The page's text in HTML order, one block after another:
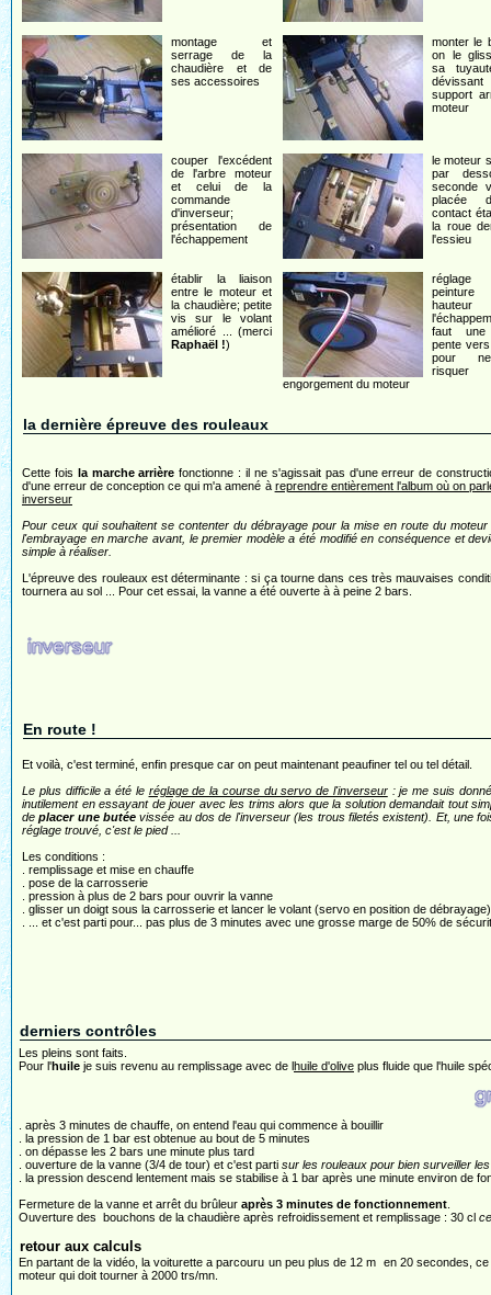
montage et
serrage de la
chaudière et de
ses accessoires
monter le
on le
sa
support
moteur
couper l'excédent
de l'arbre moteur
et celui de la
commande
d'inverseur;
présentation de
l'échappement
le moteur
par
seconde
placée
contact
la roue
l'essieu
établir la liaison
entre le moteur et
la chaudière; petite
vis sur le volant
amélioré ... (merci
Raphaël !)
réglage
faut une
pente
pour
engorgement du moteur
la dernière épreuve des rouleaux
Cette fois la marche arrière fonctionne : il ne s'agissait pas d'une erreur de
d'une erreur de conception ce qui m'a amené à reprendre entièrement l'album où on
inverseur
Pour ceux qui souhaitent se contenter du débrayage pour la mise en route du moteur
l'embrayage en marche avant, le premier modèle a été modifié en conséquence et
simple à réaliser.
L'épreuve des rouleaux est déterminante : si ça tourne dans ces très mauvaises
tournera au sol ... Pour cet essai, la vanne a été ouverte à à peine 2 bars.
En route !
Et voilà, c'est terminé, enfin presque car on peut maintenant peaufiner tel ou tel détail.
Le plus difficile a été le réglage de la course du servo de l'inverseur: je me suis
inutilement en essayant de jouer avec les trims alors que la solution demandait tout
de placer une butée vissée au dos de l'inverseur (les trous filetés existent). Et, une
réglage trouvé, c'est le pied ...
Les conditions :
. remplissage et mise en chauffe
. pose de la carrosserie
. pression à plus de 2 bars pour ouvrir la vanne
. glisser un doigt sous la carrosserie et lancer le volant (servo en position de débrayage)
. ... et c'est parti pour... pas plus de 3 minutes avec une grosse marge de 50% de
derniers contrôles
Les pleins sont faits.
Pour l'huile je suis revenu au remplissage avec de lhuile d'olive plus fluide que l'huile
. après 3 minutes de chauffe, on entend l'eau qui commence à bouillir
. la pression de 1 bar est obtenue au bout de 5 minutes
. on dépasse les 2 bars une minute plus tard
. ouverture de la vanne (3/4 de tour) et c'est parti sur les rouleaux pour bien surveiller
. la pression descend lentement mais se stabilise à 1 bar après une minute environ de
Fermeture de la vanne et arrêt du brûleur après 3 minutes de fonctionnement
Ouverture des bouchons de la chaudière après refroidissement et remplissage : 30 cl
retour aux calculs
En partant de la vidéo, la voiturette a parcouru un peu plus de 12 m en 20 secondes,
moteur qui doit tourner à 2000 trs/mn.